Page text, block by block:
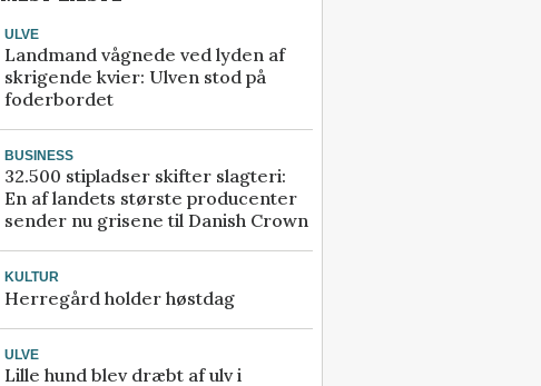
ULVE
Landmand vågnede ved lyden af
skrigende kvier: Ulven stod på
foderbordet
BUSINESS
32.500 stipladser skifter slagteri:
En af landets største producenter
sender nu grisene til Danish Crown
KULTUR
Herregård holder høstdag
ULVE
Lille hund blev dræbt af ulv i